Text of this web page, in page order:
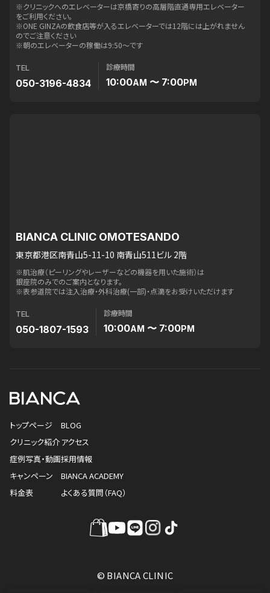
※クリニックへのエレベーターは京橋寄りの高層階直通専用エレベーター
をご利用ください。
※ONE GINZAの飲食店等が入るエレベーターでは12階には上がれません
のでご注意ください
※朝のエレベーターの稼働は9:50〜です
TEL
050-3196-4834
診療時間
10:00AM 〜 7:00PM
BIANCA CLINIC OMOTESANDO
東京都港区南青山5-11-10 南青山511ビル 2階
※肌治療（ピーリングやレーザーなどの機器を用いた施術）は
銀座院のみでのご案内となります。
※表参道院では注入治療・外科治療(一部)・点滴をお受けいただけます
TEL
050-1807-1593
診療時間
10:00AM 〜 7:00PM
トップページ
クリニック紹介
症例写真・動画
キャンペーン
料金表
BLOG
アクセス
採用情報
BIANCA ACADEMY
よくある質問（FAQ）
© BIANCA CLINIC